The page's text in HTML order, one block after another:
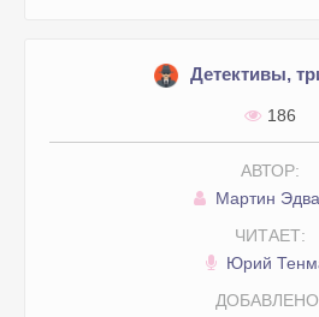
Детективы,
186
АВТОР:
Мартин
ЧИТАЕТ:
Юрий